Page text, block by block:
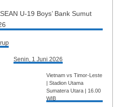
U-19 Boys’ Bank Sumut
Senin, 1 Juni 2026
Vietnam vs Timor-Leste
| Stadion Utama
Sumatera Utara | 16.00
WIB